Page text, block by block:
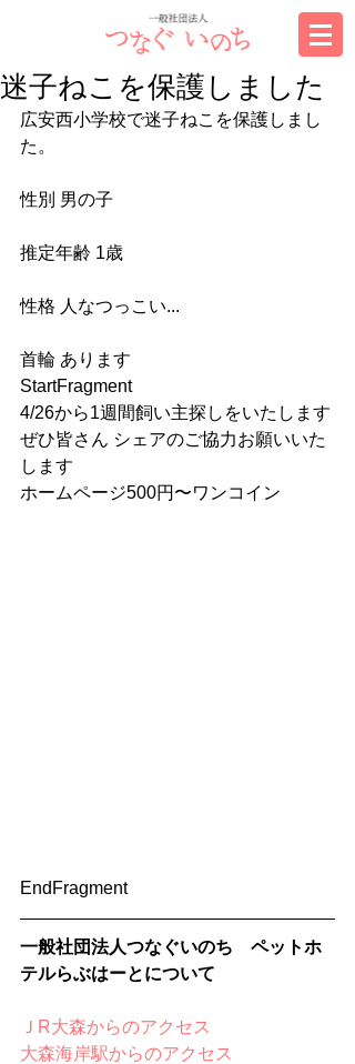
迷子ねこを保護しました
広安西小学校で迷子ねこを保護しまし
た。
性別 男の子
推定年齢 1歳
性格 人なつっこい...
首輪 あります
StartFragment
4/26から1週間飼い主探しをいたします
ぜひ皆さん シェアのご協力お願いいた
します
ホームページ500円〜ワンコイン
EndFragment
一般社団法人つなぐいのち　ペットホ
テルらぶはーとについて
ＪR大森からのアクセス
大森海岸駅からのアクセス